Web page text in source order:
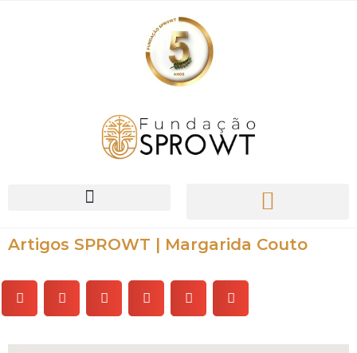
Artigos SPROWT | Margarida Couto